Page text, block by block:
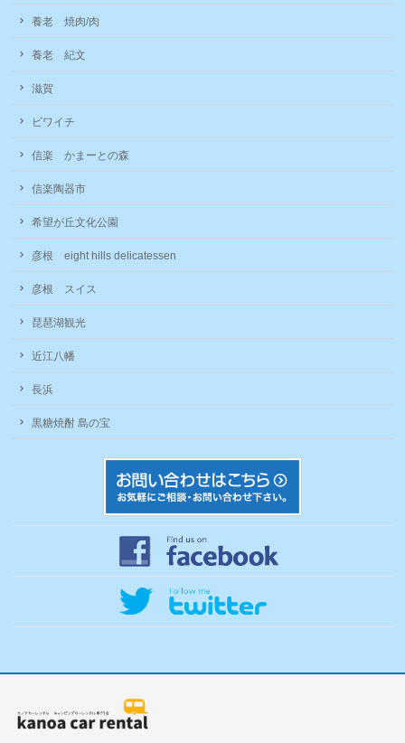
養老 焼肉/肉
養老 紀文
滋賀
ビワイチ
信楽 かまーとの森
信楽陶器市
希望が丘文化公園
彦根 eight hills delicatessen
彦根 スイス
琵琶湖観光
近江八幡
長浜
黒糖焼酎 島の宝